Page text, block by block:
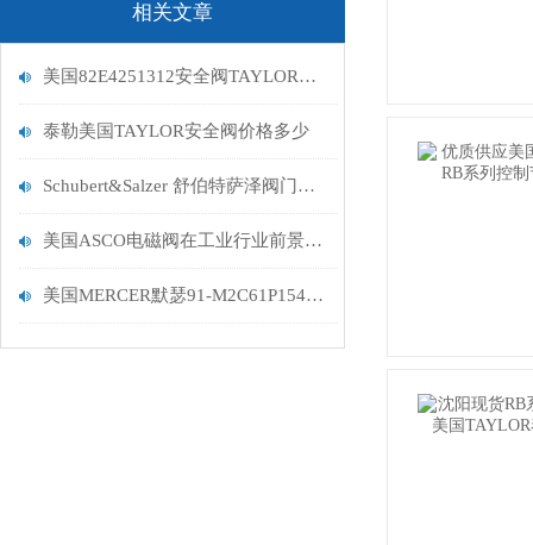
相关文章
美国82E4251312安全阀TAYLOR泰勒*
泰勒美国TAYLOR安全阀价格多少
Schubert&Salzer 舒伯特萨泽阀门在食品饮料行业的应用
美国ASCO电磁阀在工业行业前景如何
美国MERCER默瑟91-M2C61P1541大量现货